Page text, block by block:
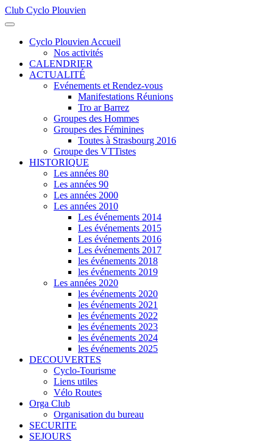
Club Cyclo Plouvien
Cyclo Plouvien Accueil
Nos activités
CALENDRIER
ACTUALITÉ
Evénements et Rendez-vous
Manifestations Réunions
Tro ar Barrez
Groupes des Hommes
Groupes des Féminines
Toutes à Strasbourg 2016
Groupe des VTTistes
HISTORIQUE
Les années 80
Les années 90
Les années 2000
Les années 2010
Les événements 2014
Les événements 2015
Les événements 2016
Les événements 2017
les événements 2018
les événements 2019
Les années 2020
les événements 2020
les événements 2021
les événements 2022
les événements 2023
les événements 2024
les événements 2025
DECOUVERTES
Cyclo-Tourisme
Liens utiles
Vélo Routes
Orga Club
Organisation du bureau
SECURITE
SEJOURS
précédente
précédent
suivante
suivant